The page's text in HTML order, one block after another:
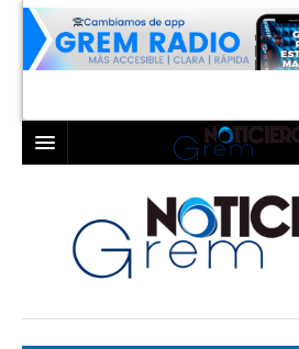
LAGUNA
TORREÓN
GÓMEZ PALACIO
COAHUILA
DURANGO